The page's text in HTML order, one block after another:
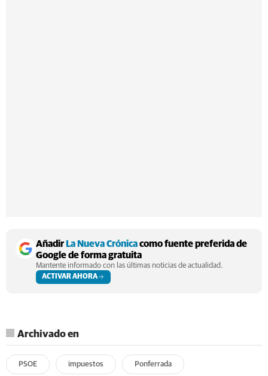
AñadirLa Nueva Crónicacomo fuente preferida de
Google de forma gratuita
Mantente informado con las últimas noticias de actualidad.
ACTIVAR AHORA
Archivado en
PSOE impuestos Ponferrada